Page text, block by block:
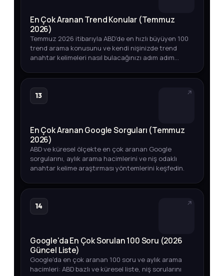
En Çok Aranan Trend Konular (Temmuz
2026)
Temmuz 2026 itibarıyla ABD'de en hızlı büyüyen 100
trend arama konusunu ve kendi nişinizde trend
anahtar kelimeleri nasıl bulacağınızı adım adım
13
En Çok Aranan Google Sorguları (Temmuz
2026)
ABD ve küresel ölçekte en çok aranan Google
sorgularını, aylık arama hacimlerini ve niş odaklı
anahtar kelime araştırması yöntemlerini keşfedin.
14
Google'da En Çok Sorulan 100 Soru (2026
Güncel Liste)
Google'da en çok aranan 100 soru ve aylık arama
hacimleri: ABD bazlı ve küresel liste, niş sorularını